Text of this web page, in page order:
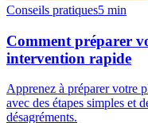
Conseils pratiques5 min
Comment préparer
intervention rapide
Apprenez à préparer votre
avec des étapes simples et
désagréments.